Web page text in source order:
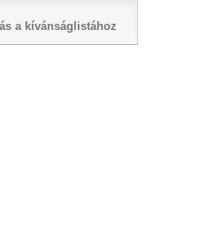
a kívánságlistához